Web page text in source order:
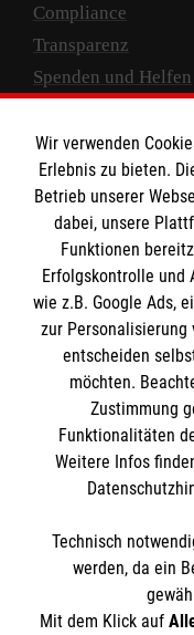
Compliance
Transparenz
Spenden und Helfen
Empfänger:
IBAN: DE10 3706
BIC: GENODED
Cookies verwalten
Barrierefreiheit |
Wir verwenden
Erlebnis zu bieten.
Betrieb unserer
dabei, unsere
Funktionen
Erfolgskontrolle und
wie z.B. Google Ads,
zur Personalisierung
entscheiden
möchten.
Zustimmung
Funktionalitäten
Weitere Infos
Technisch
werden, da ein
Mit dem Klick auf